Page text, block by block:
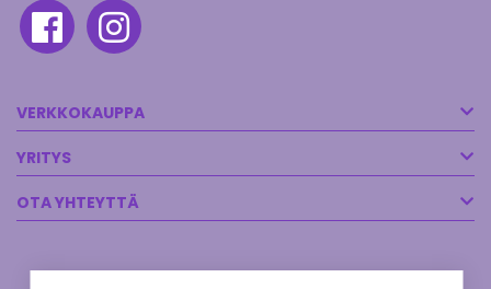
VERKKOKAUPPA
YRITYS
OTA YHTEYTTÄ